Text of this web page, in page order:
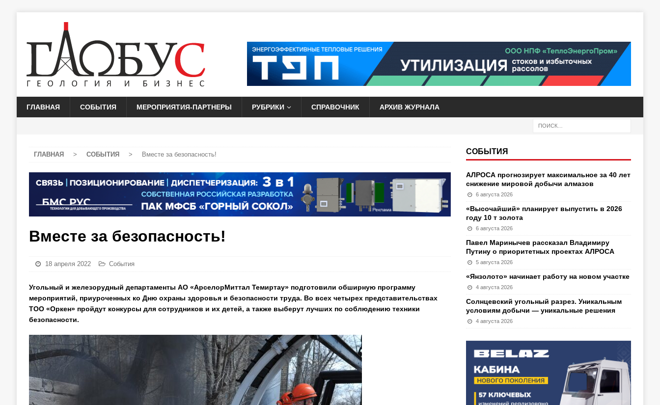
ГЛАВНАЯ СОБЫТИЯ МЕРОПРИЯТИЯ-ПАРТНЕРЫ РУБРИКИ СПРАВОЧНИК АРХИВ ЖУРНАЛА
ГЛАВНАЯ > СОБЫТИЯ > Вместе за безопасность!
Вместе за безопасность!
18 апреля 2022 События
Угольный и железорудный департаменты АО «АрселорМиттал Темиртау» подготовили обширную программу
мероприятий, приуроченных ко Дню охраны здоровья и безопасности труда. Во всех четырех представительствах
ТОО «Оркен» пройдут конкурсы для сотрудников и их детей, а также выберут лучших по соблюдению техники
безопасности.
СОБЫТИЯ
АЛРОСА прогнозирует максимальное за 40 лет
снижение мировой добычи алмазов
6 августа 2026
«Высочайший» планирует выпустить в 2026
году 10 т золота
6 августа 2026
Павел Маринычев рассказал Владимиру
Путину о приоритетных проектах АЛРОСА
5 августа 2026
«Янзолото» начинает работу на новом участке
4 августа 2026
Солнцевский угольный разрез. Уникальным
условиям добычи — уникальные решения
4 августа 2026